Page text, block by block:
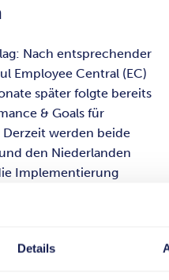
Details
Nach entsprechender
Employee Central (EC)
später folgte bereits
& Goals für
werden beide
den Niederlanden
Implementierung